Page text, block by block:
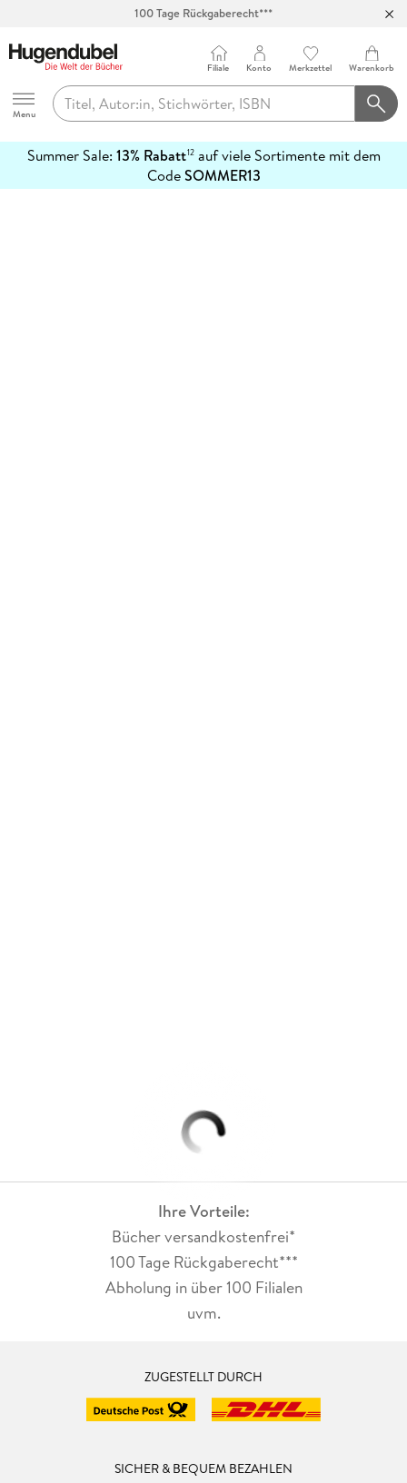
100 Tage Rückgaberecht***
Hugendubel
Menu
Filiale Konto Merkzettel Warenkorb
Summer Sale: 13% Rabatt12auf viele Sortimente mit dem
CodeSOMMER13
erfahren
Ihre Vorteile:
Bücher versandkostenfrei*
100 Tage Rückgaberecht***
Abholung in über 100 Filialen
uvm.
ZUGESTELLT DURCH
SICHER & BEQUEM BEZAHLEN